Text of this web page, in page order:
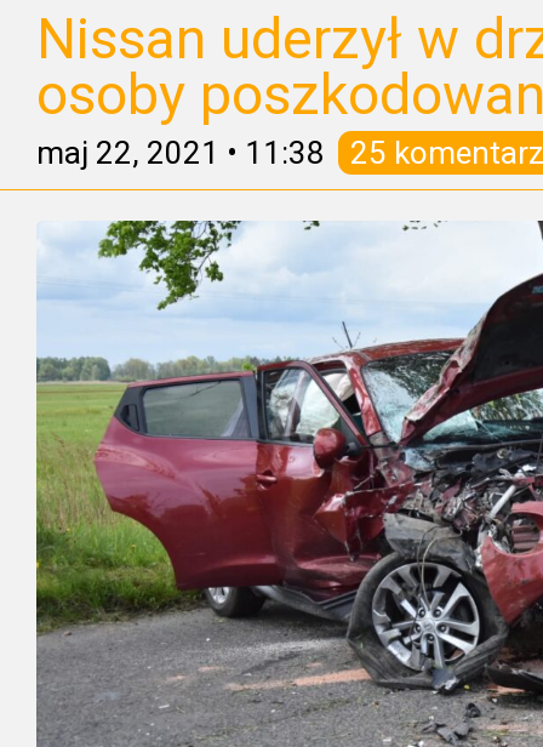
Nissan uderzył w
osoby
maj 22, 2021 • 11:38 25